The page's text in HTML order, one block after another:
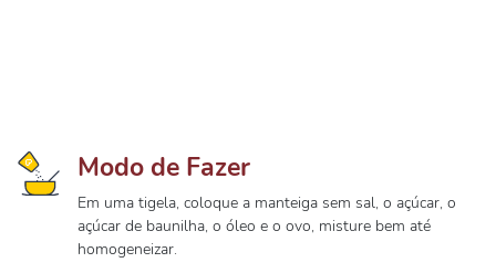
Modo de Fazer
Em uma tigela, coloque a manteiga sem sal, o açúcar, o
açúcar de baunilha, o óleo e o ovo, misture bem até
homogeneizar.